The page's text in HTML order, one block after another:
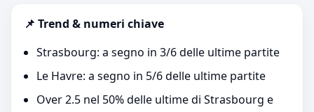
📌 Trend & numeri chiave
Strasbourg: a segno in 3/6 delle ultime partite
Le Havre: a segno in 5/6 delle ultime partite
Over 2.5 nel 50% delle ultime di Strasbourg e